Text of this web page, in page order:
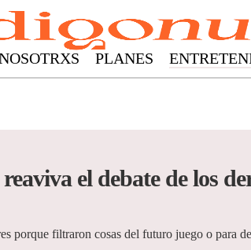
PLANES
el debate de los
porque filtraron cosas del futuro juego o para